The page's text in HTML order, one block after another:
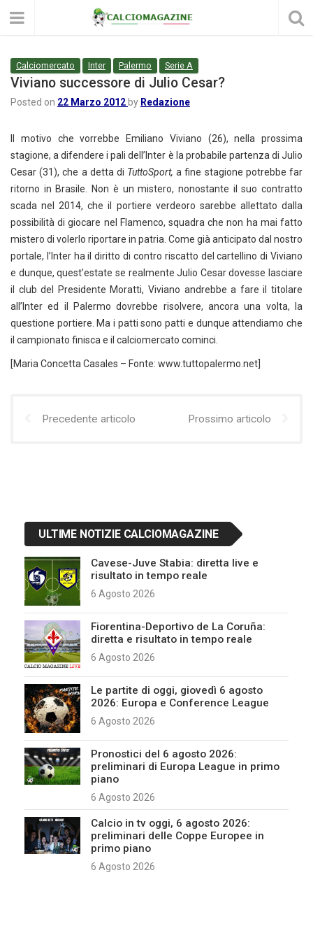
Calciomercato Inter Palermo Serie A
Viviano successore di Julio Cesar?
Posted on 22 Marzo 2012 by Redazione
Il motivo che vorrebbe Emiliano Viviano (26), nella prossima
stagione, a difendere i pali dell’Inter è la probabile partenza di Julio
Cesar (31), che a detta di TuttoSport, a fine stagione potrebbe far
ritorno in Brasile. Non è un mistero, nonostante il suo contratto
scada nel 2014, che il portiere verdeoro sarebbe allettato dalla
possibilità di giocare nel Flamenco, squadra che non ha mai fatto
mistero di volerlo riportare in patria. Come già anticipato dal nostro
portale, l’Inter ha il diritto di contro riscatto del cartellino di Viviano
e dunque, quest’estate se realmente Julio Cesar dovesse lasciare
il club del Presidente Moratti, Viviano andrebbe a fare il titolare
all’Inter ed il Palermo dovrebbe risolvere, ancora una volta, la
questione portiere. Ma i patti sono patti e dunque attendiamo che
il campionato finisca e il calciomercato cominci.
[Maria Concetta Casales – Fonte: www.tuttopalermo.net]
Precedente articolo Prossimo articolo
ULTIME NOTIZIE CALCIOMAGAZINE
Cavese-Juve Stabia: diretta live e
risultato in tempo reale
6 Agosto 2026
Fiorentina-Deportivo de La Coruña:
diretta e risultato in tempo reale
6 Agosto 2026
Le partite di oggi, giovedì 6 agosto
2026: Europa e Conference League
6 Agosto 2026
Pronostici del 6 agosto 2026:
preliminari di Europa League in primo
piano
6 Agosto 2026
Calcio in tv oggi, 6 agosto 2026:
preliminari delle Coppe Europee in
primo piano
6 Agosto 2026